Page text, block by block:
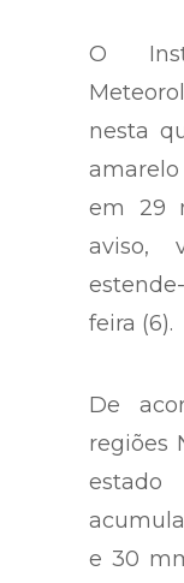
O
nesta
em 29
aviso,
feira (6).
De
regiões
e 30